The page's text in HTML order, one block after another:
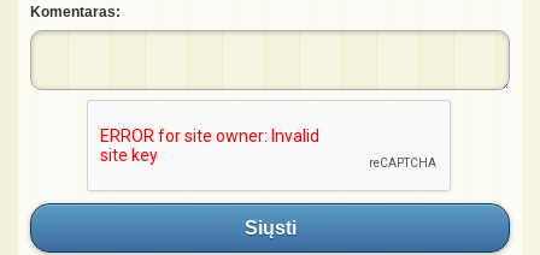
Komentaras:
Siųsti